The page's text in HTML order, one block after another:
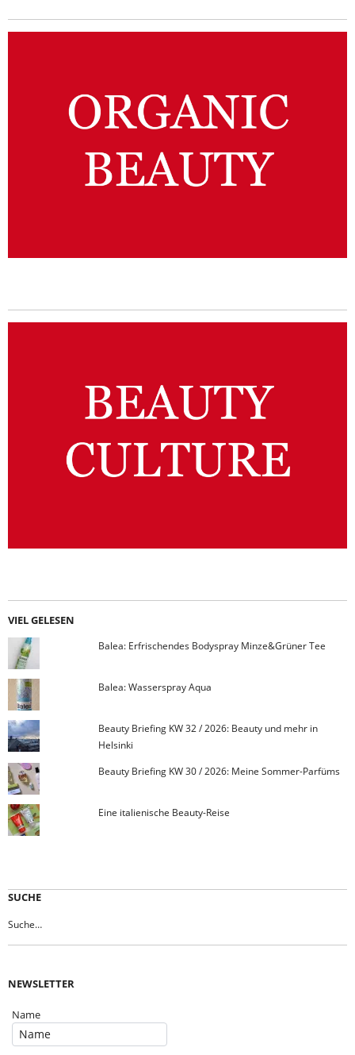
VIEL GELESEN
Balea: Erfrischendes Bodyspray Minze&Grüner Tee
Balea: Wasserspray Aqua
Beauty Briefing KW 32 / 2026: Beauty und mehr in
Helsinki
Beauty Briefing KW 30 / 2026: Meine Sommer-Parfüms
Eine italienische Beauty-Reise
SUCHE
NEWSLETTER
Name